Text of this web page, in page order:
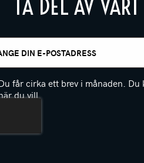
TA DEL AV
får cirka ett brev i månaden. Du
du vill.